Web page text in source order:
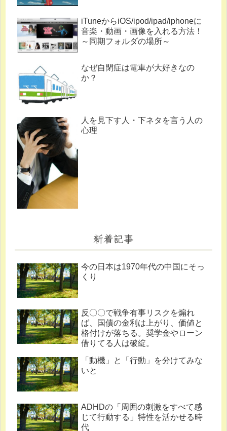
iTuneからiOS/ipod/ipad/iphoneに
音楽・動画・画像を入れる方法！
～同期フォルダの場所～
なぜ自閉症は電車が大好きなの
か？
人を見下す人・下ネタを言う人の
心理
新着記事
今の日本は1970年代の中国にそっ
くり
反〇〇で戦争有事リスクを煽れ
ば、国債の金利は上がり、価値と
格付けが落ちる。奨学金やローン
借りてる人は破綻。
「動機」と「行動」を分けてみな
いと
ADHDの「周囲の刺激をすべて感
じて行動する」特性を活かせる時
代